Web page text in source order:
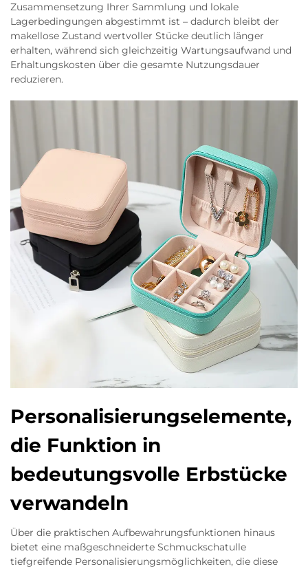
Zusammensetzung Ihrer Sammlung und lokale
Lagerbedingungen abgestimmt ist – dadurch bleibt der
makellose Zustand wertvoller Stücke deutlich länger
erhalten, während sich gleichzeitig Wartungsaufwand und
Erhaltungskosten über die gesamte Nutzungsdauer
reduzieren.
Personalisierungselemente,
die Funktion in
bedeutungsvolle Erbstücke
verwandeln
Über die praktischen Aufbewahrungsfunktionen hinaus
bietet eine maßgeschneiderte Schmuckschatulle
tiefgreifende Personalisierungsmöglichkeiten, die diese